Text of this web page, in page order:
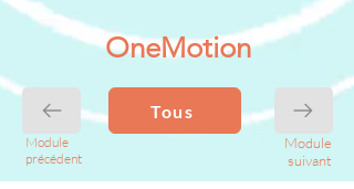
OneMotion
Tous
Module
précédent
Module
suivant